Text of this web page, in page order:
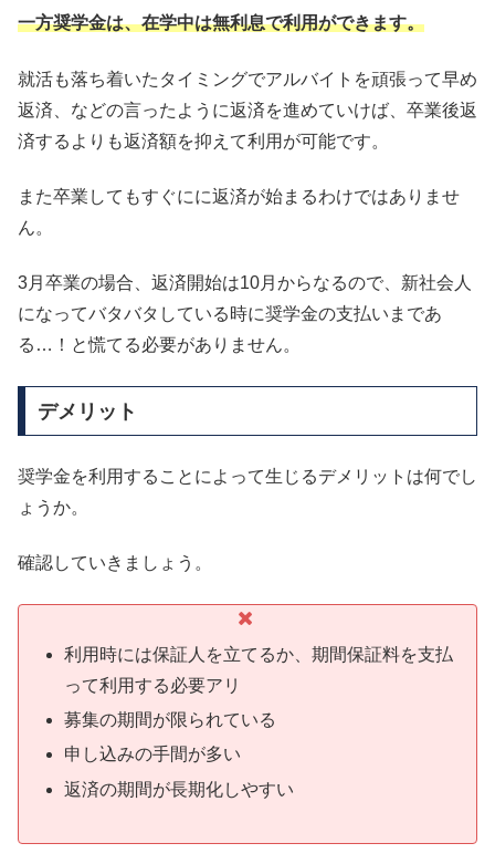
一方奨学金は、在学中は無利息で利用ができます。
就活も落ち着いたタイミングでアルバイトを頑張って早め
返済、などの言ったように返済を進めていけば、卒業後返
済するよりも返済額を抑えて利用が可能です。
また卒業してもすぐにに返済が始まるわけではありませ
ん。
3月卒業の場合、返済開始は10月からなるので、新社会人
になってバタバタしている時に奨学金の支払いまであ
る…！と慌てる必要がありません。
デメリット
奨学金を利用することによって生じるデメリットは何でし
ょうか。
確認していきましょう。
利用時には保証人を立てるか、期間保証料を支払
って利用する必要アリ
募集の期間が限られている
申し込みの手間が多い
返済の期間が長期化しやすい